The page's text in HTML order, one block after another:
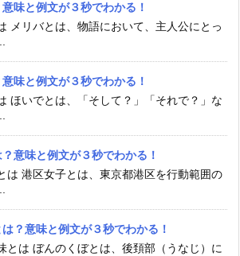
意味と例文が３秒でわかる！
メリバとは、物語において、主人公にとっ
意味と例文が３秒でわかる！
ほいでとは、「そして？」「それで？」な
？意味と例文が３秒でわかる！
は 港区女子とは、東京都港区を行動範囲の
は？意味と例文が３秒でわかる！
とは ぼんのくぼとは、後頚部（うなじ）に